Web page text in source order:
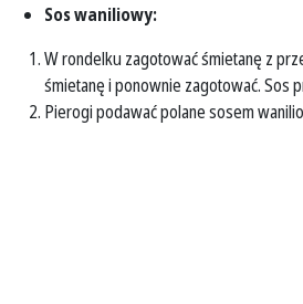
Sos waniliowy:
W rondelku zagotować śmietanę z
śmietanę i ponownie zagotować. Sos
Pierogi podawać polane sosem